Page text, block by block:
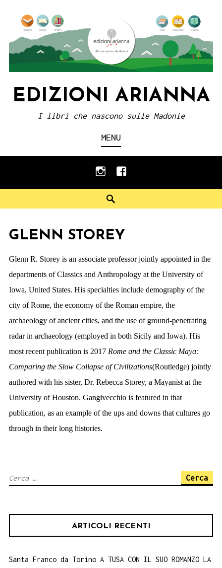
content
EDIZIONI ARIANNA
I libri che nascono sulle Madonie
MENU
instagramfacebook
GLENN STOREY
Glenn R. Storey is an associate professor jointly appointed in the
departments of Classics and Anthropology at the University of
Iowa, United States. His specialties include demography of the
city of Rome, the economy of the Roman empire, the
archaeology of ancient cities, and the use of ground-penetrating
radar in archaeology (employed in both Sicily and Iowa). His
most recent publication is 2017 Rome and the Classic Maya:
Comparing the Slow Collapse of Civilizations(Routledge) jointly
authored with his sister, Dr. Rebecca Storey, a Mayanist at the
University of Houston. Gangivecchio is featured in that
publication, as an example of the ups and downs that cultures go
through in their long histories.
Ricerca
ARTICOLI RECENTI
Santa Franco da Torino A TUSA CON IL SUO ROMANZO LA